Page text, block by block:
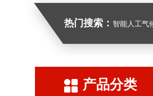
热门搜索： 智能人工气
产品分类